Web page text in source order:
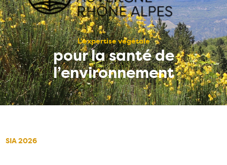
L’expertise végétale
pour la santé de
l’environnement
SIA 2026